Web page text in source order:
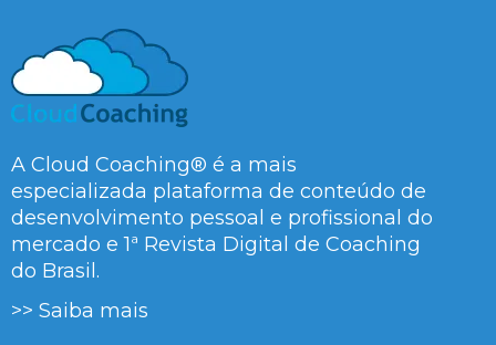
A Cloud Coaching® é a mais
especializada plataforma de conteúdo de
desenvolvimento pessoal e profissional do
mercado e 1ª Revista Digital de Coaching
do Brasil.
>> Saiba mais